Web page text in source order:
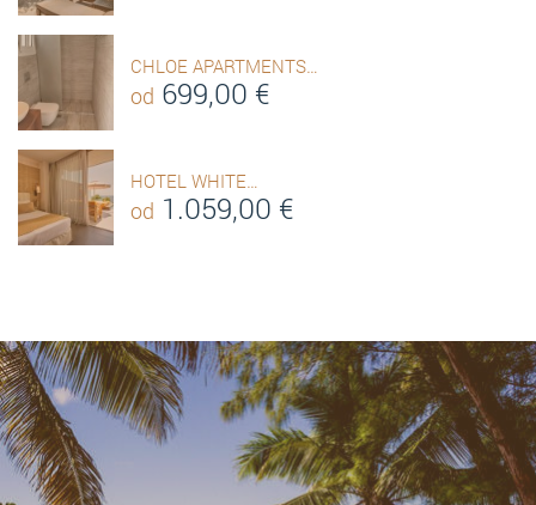
CHLOE APARTMENTS…
od 699,00 €
HOTEL WHITE…
od 1.059,00 €